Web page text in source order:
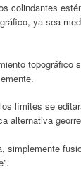
colindantes
ya sea
límites se
alternativa
simplemente